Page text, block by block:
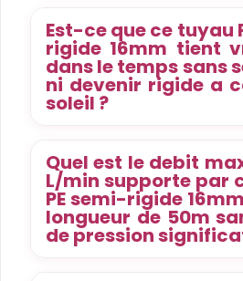
Est-ce que ce tuyau
rigide 16mm tient
dans le temps sans
ni devenir rigide a
soleil ?
Quel est le debit
L/min supporte par
PE semi-rigide
longueur de 50m
de pression